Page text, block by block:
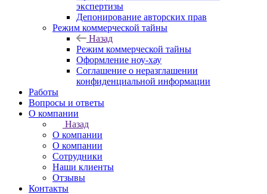
экспертизы
Депонирование авторских прав
Режим коммерческой тайны
Назад
Режим коммерческой тайны
Оформление ноу-хау
Соглашение о неразглашении
конфиденциальной информации
Работы
Вопросы и ответы
О компании
Назад
О компании
О компании
Сотрудники
Наши клиенты
Отзывы
Контакты